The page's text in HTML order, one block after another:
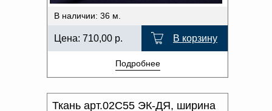
В наличии: 36 м.
Цена: 710,00 р. В корзину
Подробнее
Ткань арт.02С55 ЭК-ДЯ, ширина